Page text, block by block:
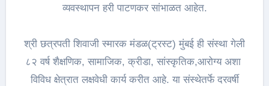
व्यवस्थापन हरी पाटणकर सांभाळत आहेत.
श्री छत्रपती शिवाजी स्मारक मंडळ(ट्रस्ट) मुंबई ही संस्था गेली
८२ वर्ष शैक्षणिक, सामाजिक, क्रीडा, सांस्कृतिक,आरोग्य अशा
विविध क्षेत्रात लक्षवेधी कार्य करीत आहे. या संस्थेतर्फे दरवर्षी